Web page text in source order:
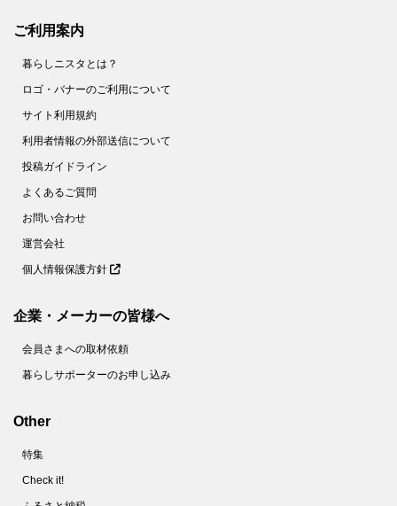
ご利用案内
暮らしニスタとは？
ロゴ・バナーのご利用について
サイト利用規約
利用者情報の外部送信について
投稿ガイドライン
よくあるご質問
お問い合わせ
運営会社
個人情報保護方針
企業・メーカーの皆様へ
会員さまへの取材依頼
暮らしサポーターのお申し込み
Other
特集
Check it!